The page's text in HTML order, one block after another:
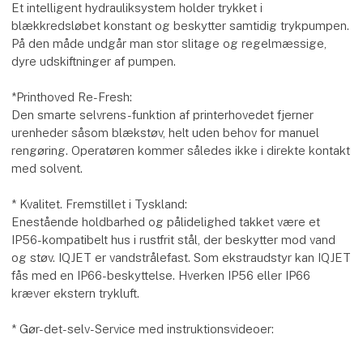
Et intelligent hydrauliksystem holder trykket i
blækkredsløbet konstant og beskytter samtidig trykpumpen.
På den måde undgår man stor slitage og regelmæssige,
dyre udskiftninger af pumpen.
*Printhoved Re-Fresh:
Den smarte selvrens-funktion af printerhovedet fjerner
urenheder såsom blækstøv, helt uden behov for manuel
rengøring. Operatøren kommer således ikke i direkte kontakt
med solvent.
* Kvalitet. Fremstillet i Tyskland:
Enestående holdbarhed og pålidelighed takket være et
IP56-kompatibelt hus i rustfrit stål, der beskytter mod vand
og støv. IQJET er vandstrålefast. Som ekstraudstyr kan IQJET
fås med en IP66-beskyttelse. Hverken IP56 eller IP66
kræver ekstern trykluft.
* Gør-det-selv-Service med instruktionsvideoer: